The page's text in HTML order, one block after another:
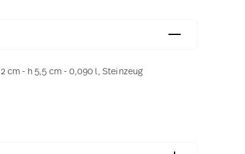
cm - h 5,5 cm - 0,090 l, Steinzeug